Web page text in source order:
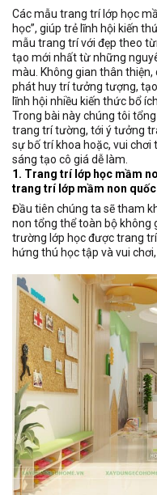
Các mẫu trang trí lớp học
học”, giúp trẻ lĩnh hội kiến
mẫu trang trí với đẹp theo
tạo mới nhất từ những
màu. Không gian thân thiện,
phát huy trí tưởng tượng,
lĩnh hội nhiều kiến thức bổ ích.
Trong bài này chúng tôi
trang trí tường, tới ý tưởng
sự bố trí khoa hoặc, vui chơi
sáng tạo cô giá dễ làm.
1. Trang trí lớp học mầm
trang trí lớp mầm non
Đầu tiên chúng ta sẽ tham
non tổng thể toàn bộ không
trường lớp học được trang
hứng thú học tập và vui